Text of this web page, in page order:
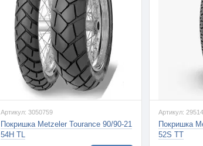
Артикул: 3050759
Покришка Metzeler Tourance 90/90-21
54H TL
Артикул:
Покришка
52S TT